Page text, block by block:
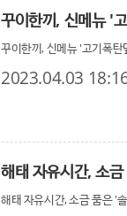
꾸이한끼, 신메뉴 '
꾸이한끼, 신메뉴 '고기폭
2023.04.03
해태 자유시간, 소
해태 자유시간, 소금 품은 '